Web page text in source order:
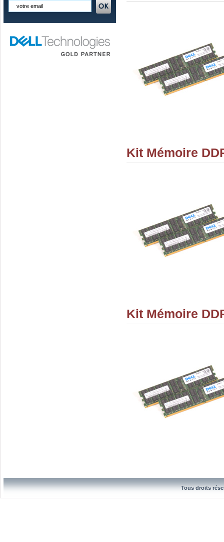
Kit Mémoire
Kit Mémoire
Tous droits